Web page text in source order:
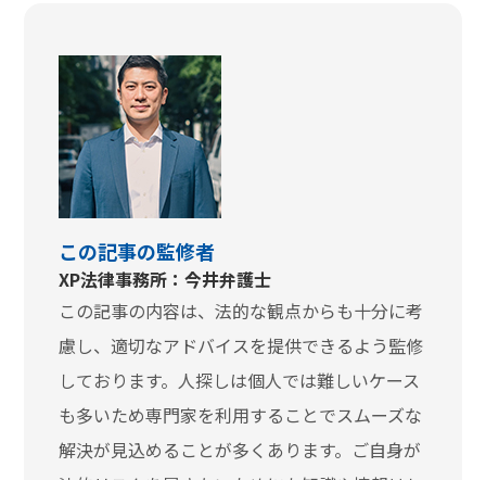
この記事の監修者
XP法律事務所：今井弁護士
この記事の内容は、法的な観点からも十分に考
慮し、適切なアドバイスを提供できるよう監修
しております。人探しは個人では難しいケース
も多いため専門家を利用することでスムーズな
解決が見込めることが多くあります。ご自身が